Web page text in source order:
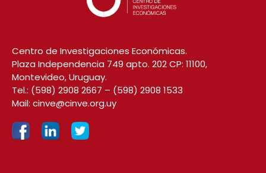
Centro de Investigaciones Económicas.
Plaza Independencia 749 apto. 202 CP: 11100,
Montevideo, Uruguay.
Tel.: (598) 2908 2667 – (598) 2908 1533
Mail: cinve@cinve.org.uy